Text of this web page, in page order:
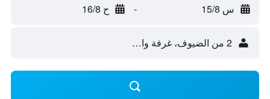
س 15/8 - ح 16/8
2 من الضيوف، غرفة واحدة